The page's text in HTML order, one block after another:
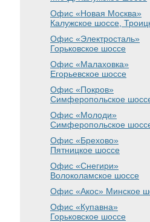
Офис «Новая Москва»
Калужское шоссе,
Офис «Электросталь»
Горьковское шоссе
Офис «Малаховка»
Егорьевское шоссе
Офис «Покров»
Симферопольское
Офис «Молоди»
Симферопольское
Офис «Брехово»
Пятницкое шоссе
Офис «Снегири»
Волоколамское шоссе
Офис «Акос» Минское
Офис «Купавна»
Горьковское шоссе